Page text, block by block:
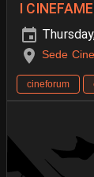
I
Sede
cineforum